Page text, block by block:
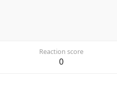
Reaction score
0